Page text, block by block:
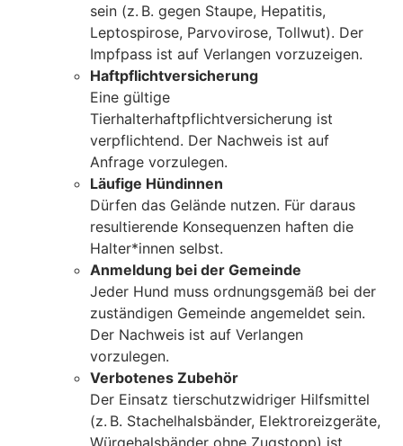
sein (z. B. gegen Staupe, Hepatitis,
Leptospirose, Parvovirose, Tollwut). Der
Impfpass ist auf Verlangen vorzuzeigen.
Haftpflichtversicherung
Eine gültige
Tierhalterhaftpflichtversicherung ist
verpflichtend. Der Nachweis ist auf
Anfrage vorzulegen.
Läufige Hündinnen
Dürfen das Gelände nutzen. Für daraus
resultierende Konsequenzen haften die
Halter*innen selbst.
Anmeldung bei der Gemeinde
Jeder Hund muss ordnungsgemäß bei der
zuständigen Gemeinde angemeldet sein.
Der Nachweis ist auf Verlangen
vorzulegen.
Verbotenes Zubehör
Der Einsatz tierschutzwidriger Hilfsmittel
(z. B. Stachelhalsbänder, Elektroreizgeräte,